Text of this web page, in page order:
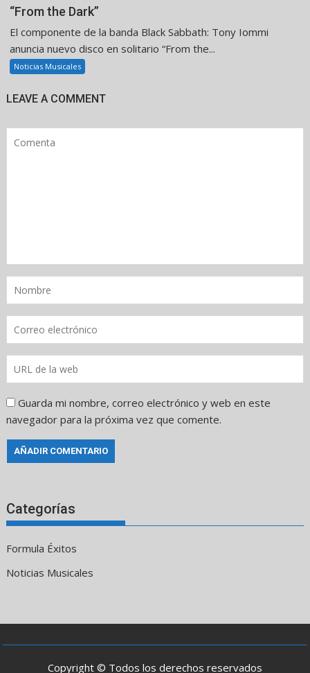
“From the Dark”
El componente de la banda Black Sabbath: Tony Iommi
anuncia nuevo disco en solitario “From the...
Noticias Musicales
LEAVE A COMMENT
Guarda mi nombre, correo electrónico y web en este
navegador para la próxima vez que comente.
Categorías
Formula Éxitos
Noticias Musicales
Copyright © Todos los derechos reservados